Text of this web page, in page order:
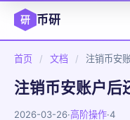
研 币研
首页 / 文档 / 注销币安
注销币安账户后
2026-03-26·高阶操作·4